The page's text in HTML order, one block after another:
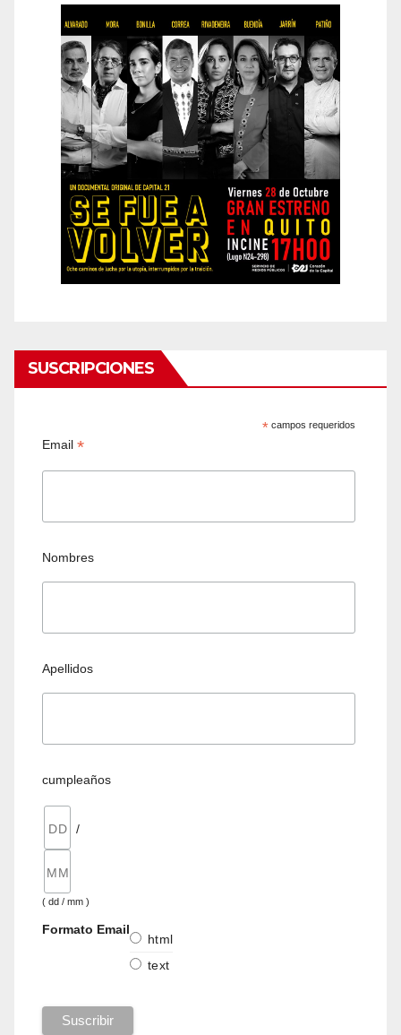
SUSCRIPCIONES
* campos requeridos
Email*
Nombres
Apellidos
cumpleaños
/
( dd / mm )
Formato Email
html
text